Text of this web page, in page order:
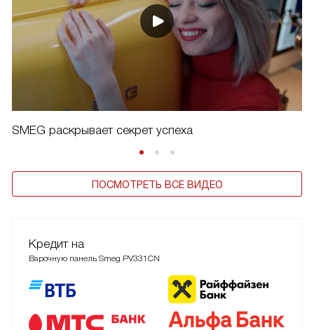
SMEG раскрывает секрет успеха
ПОСМОТРЕТЬ ВСЕ ВИДЕО
Кредит на
Варочную панель Smeg PV331CN